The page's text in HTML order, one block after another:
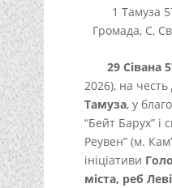
1 Тамуза
Громада, С,
29 Сівана
2026), на честь
Тамуза, у
“Бейт Барух” і
Реувен” (м.
ініціативи
міста, реб